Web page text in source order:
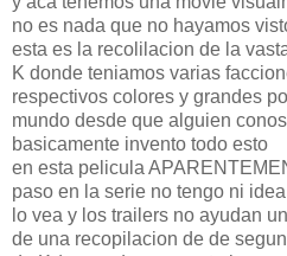
no es nada que no hayamos
esta es la recolilacion de la
K donde teniamos varias
respectivos colores y grandes
mundo desde que alguien
basicamente invento todo esto
en esta pelicula
paso en la serie no tengo ni
lo vea y los trailers no ayudan
de una recopilacion de de